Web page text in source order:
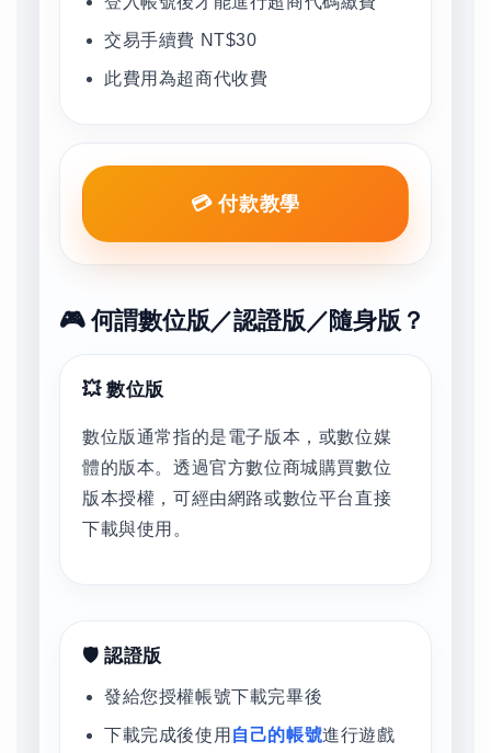
交易手續費 NT$30
此費用為超商代收費
💳 付款教學
🎮 何謂數位版／認證版／隨身版？
💥 數位版
數位版通常指的是電子版本，或數位媒
體的版本。透過官方數位商城購買數位
版本授權，可經由網路或數位平台直接
下載與使用。
🛡️ 認證版
發給您授權帳號下載完畢後
下載完成後使用 自己的帳號進行遊戲